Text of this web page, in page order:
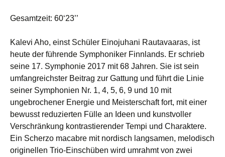
Gesamtzeit: 60‘23’’
Kalevi Aho, einst Schüler Einojuhani Rautavaaras, ist
heute der führende Symphoniker Finnlands. Er schrieb
seine 17. Symphonie 2017 mit 68 Jahren. Sie ist sein
umfangreichster Beitrag zur Gattung und führt die Linie
seiner Symphonien Nr. 1, 4, 5, 6, 9 und 10 mit
ungebrochener Energie und Meisterschaft fort, mit einer
bewusst reduzierten Fülle an Ideen und kunstvoller
Verschränkung kontrastierender Tempi und Charaktere.
Ein Scherzo macabre mit nordisch langsamen, melodisch
originellen Trio-Einschüben wird umrahmt von zwei